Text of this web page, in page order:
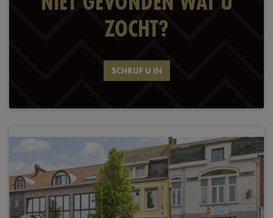
ZOCHT?
SCHRIJF U IN